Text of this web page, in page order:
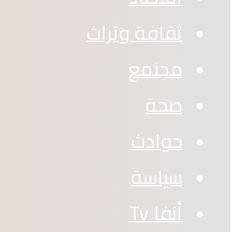
ثقافة وتراث
مجتمع
صحة
حوادث
سياسة
أنفا Tv